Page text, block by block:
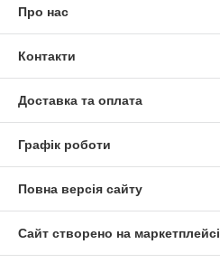
Про нас
Контакти
Доставка та оплата
Графік роботи
Повна версія сайту
Сайт створено на маркетплейсі